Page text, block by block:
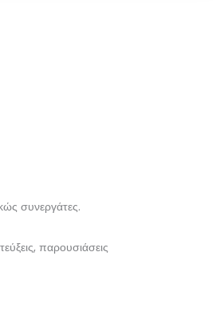
συνεργάτες.
παρουσιάσεις